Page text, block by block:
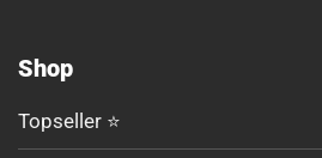
Shop
Topseller ⭐